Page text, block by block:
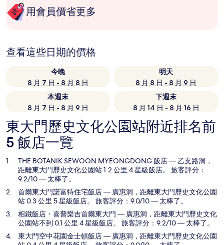
用會員價省更多
查看這些日期的價格
今晚
8 月 7 日 - 8 月 8 日
明天
8 月 8 日 - 8 月 9 日
本週末
8 月 7 日 - 8 月 9 日
下週末
8 月 14 日 - 8 月 16 日
東大門歷史文化公園站附近排名前
5 飯店一覽
THE BOTANIK SEWOON MYEONGDONG 飯店— 乙支路洞，
距離東大門歷史文化公園站 1.2 公里 4 星級飯店。 旅客評分：
9.2/10 — 太棒了。
首爾東大門諾富特住宅飯店— 廣惠洞，距離東大門歷史文化公園
站 0.3 公里 5 星級飯店。 旅客評分：9.0/10 — 太棒了。
相鐵飯店・喜普樂吉首爾東大門 — 廣惠洞，距離東大門歷史文化
公園站不到 0.1 公里 4 星級飯店。 旅客評分：9.2/10 — 太棒了。
東大門空中花園金士頓飯店— 廣惠洞，距離東大門歷史文化公園